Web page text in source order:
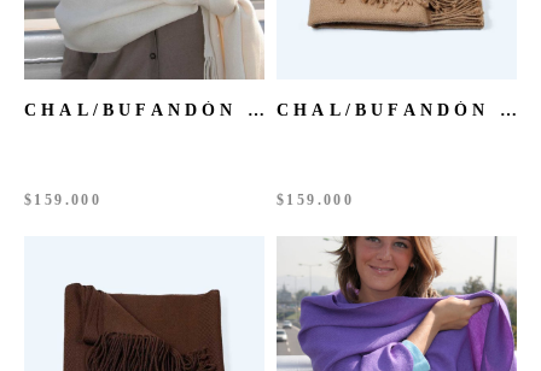
CHAL/BUFANDÓN BABY ALPACA BLANCO
$ 159.000
CHAL/BUFANDÓN BABY ALPACA CAMEL
$ 159.000